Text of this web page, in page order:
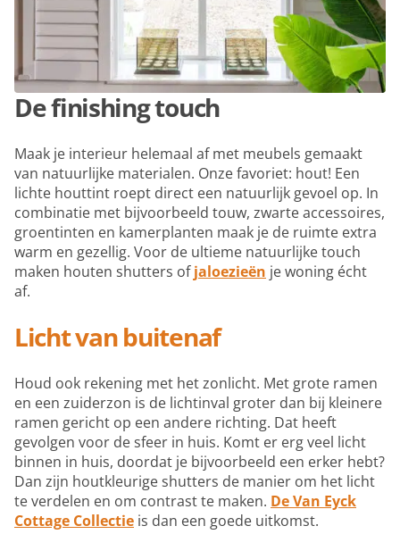
De finishing touch
Maak je interieur helemaal af met meubels gemaakt
van natuurlijke materialen. Onze favoriet: hout! Een
lichte houttint roept direct een natuurlijk gevoel op. In
combinatie met bijvoorbeeld touw, zwarte accessoires,
groentinten en kamerplanten maak je de ruimte extra
warm en gezellig. Voor de ultieme natuurlijke touch
maken houten shutters ofjaloezieën je woning écht
af.
Licht van buitenaf
Houd ook rekening met het zonlicht. Met grote ramen
en een zuiderzon is de lichtinval groter dan bij kleinere
ramen gericht op een andere richting. Dat heeft
gevolgen voor de sfeer in huis. Komt er erg veel licht
binnen in huis, doordat je bijvoorbeeld een erker hebt?
Dan zijn houtkleurige shutters de manier om het licht
te verdelen en om contrast te maken. De Van Eyck
Cottage Collectie is dan een goede uitkomst.